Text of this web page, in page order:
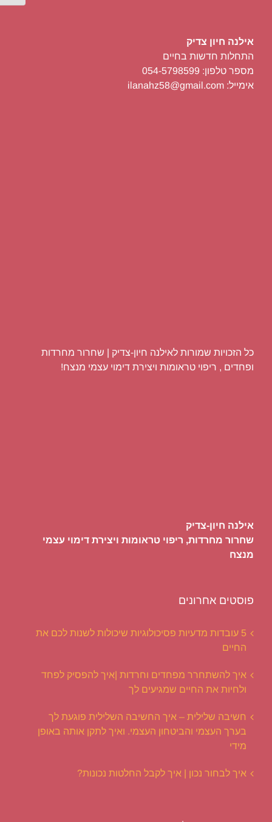
אילנה חיון צדיק
התחלות חדשות בחיים
מספר טלפון: 054-5798599
אימייל: ilanahz58@gmail.com
כל הזכויות שמורות לאילנה חיון-צדיק | שחרור מחרדות
ופחדים , ריפוי טראומות ויצירת דימוי עצמי מנצח!
אילנה חיון-צדיק
שחרור מחרדות, ריפוי טראומות ויצירת דימוי עצמי
מנצח
פוסטים אחרונים
5 עובדות מדעיות פסיכולוגיות שיכולות לשנות לכם את
החיים
איך להשתחרר מפחדים וחרדות |איך להפסיק לפחד
ולחיות את החיים שמגיעים לך
חשיבה שלילית – איך החשיבה השלילית פוגעת לך
בערך העצמי והביטחון העצמי. ואיך לתקן אותה באופן
מידי
איך לבחור נכון | איך לקבל החלטות נכונות?